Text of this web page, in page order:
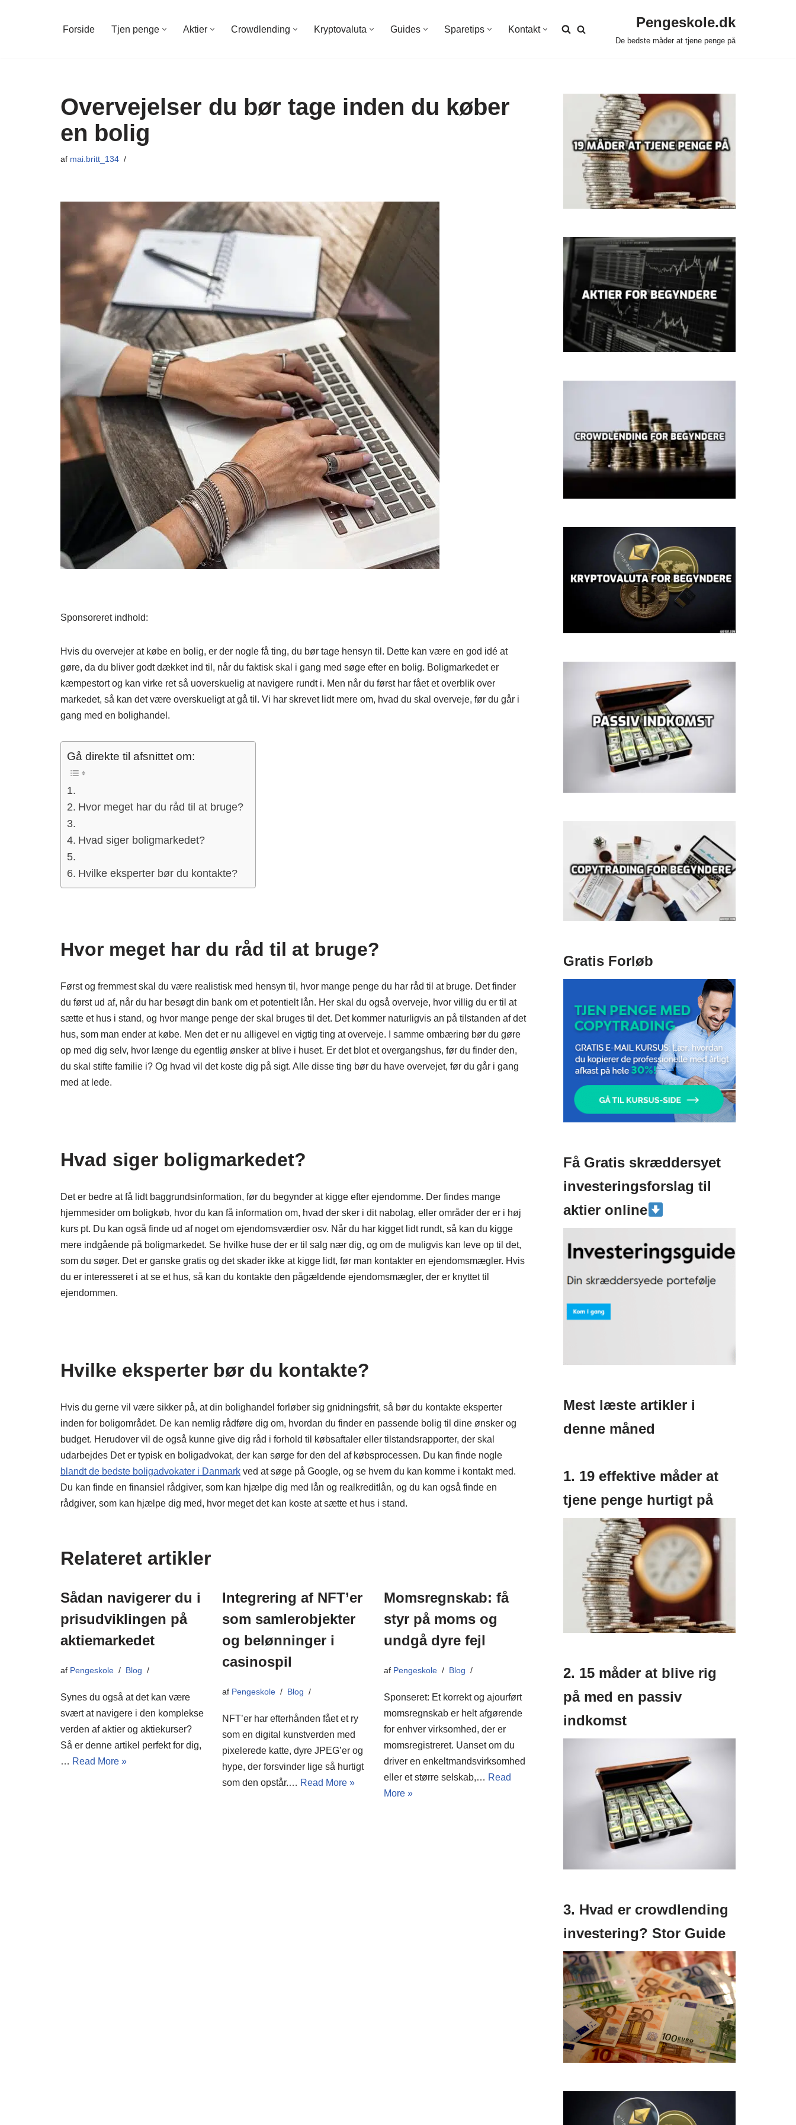
Forside Tjen penge Aktier Crowdlending Kryptovaluta Guides Sparetips Kontakt Pengeskole.dk
De bedste måder at tjene penge på
Overvejelser du bør tage inden du køber
en bolig
af mai.britt_134
Sponsoreret indhold:
Hvis du overvejer at købe en bolig, er der nogle få ting, du bør tage hensyn til. Dette kan være en god idé at
gøre, da du bliver godt dækket ind til, når du faktisk skal i gang med søge efter en bolig. Boligmarkedet er
kæmpestort og kan virke ret så uoverskuelig at navigere rundt i. Men når du først har fået et overblik over
markedet, så kan det være overskueligt at gå til. Vi har skrevet lidt mere om, hvad du skal overveje, før du går i
gang med en bolighandel.
Gå direkte til afsnittet om:
Hvor meget har du råd til at bruge?
Hvad siger boligmarkedet?
Hvilke eksperter bør du kontakte?
Hvor meget har du råd til at bruge?
Først og fremmest skal du være realistisk med hensyn til, hvor mange penge du har råd til at bruge. Det finder
du først ud af, når du har besøgt din bank om et potentielt lån. Her skal du også overveje, hvor villig du er til at
sætte et hus i stand, og hvor mange penge der skal bruges til det. Det kommer naturligvis an på tilstanden af det
hus, som man ender at købe. Men det er nu alligevel en vigtig ting at overveje. I samme ombæring bør du gøre
op med dig selv, hvor længe du egentlig ønsker at blive i huset. Er det blot et overgangshus, før du finder den,
du skal stifte familie i? Og hvad vil det koste dig på sigt. Alle disse ting bør du have overvejet, før du går i gang
med at lede.
Hvad siger boligmarkedet?
Det er bedre at få lidt baggrundsinformation, før du begynder at kigge efter ejendomme. Der findes mange
hjemmesider om boligkøb, hvor du kan få information om, hvad der sker i dit nabolag, eller områder der er i høj
kurs pt. Du kan også finde ud af noget om ejendomsværdier osv. Når du har kigget lidt rundt, så kan du kigge
mere indgående på boligmarkedet. Se hvilke huse der er til salg nær dig, og om de muligvis kan leve op til det,
som du søger. Det er ganske gratis og det skader ikke at kigge lidt, før man kontakter en ejendomsmægler. Hvis
du er interesseret i at se et hus, så kan du kontakte den pågældende ejendomsmægler, der er knyttet til
ejendommen.
Hvilke eksperter bør du kontakte?
Hvis du gerne vil være sikker på, at din bolighandel forløber sig gnidningsfrit, så bør du kontakte eksperter
inden for boligområdet. De kan nemlig rådføre dig om, hvordan du finder en passende bolig til dine ønsker og
budget. Herudover vil de også kunne give dig råd i forhold til købsaftaler eller tilstandsrapporter, der skal
udarbejdes Det er typisk en boligadvokat, der kan sørge for den del af købsprocessen. Du kan finde nogle
blandt de bedste boligadvokater i Danmark ved at søge på Google, og se hvem du kan komme i kontakt med.
Du kan finde en finansiel rådgiver, som kan hjælpe dig med lån og realkreditlån, og du kan også finde en
rådgiver, som kan hjælpe dig med, hvor meget det kan koste at sætte et hus i stand.
Relateret artikler
Sådan navigerer du i
prisudviklingen på
aktiemarkedet
af Pengeskole Blog
Synes du også at det kan være
svært at navigere i den komplekse
verden af aktier og aktiekurser?
Så er denne artikel perfekt for dig,
… Read More »
Integrering af NFT’er
som samlerobjekter
og belønninger i
casinospil
af Pengeskole Blog
NFT’er har efterhånden fået et ry
som en digital kunstverden med
pixelerede katte, dyre JPEG’er og
hype, der forsvinder lige så hurtigt
som den opstår.… Read More »
Momsregnskab: få
styr på moms og
undgå dyre fejl
af Pengeskole Blog
Sponseret: Et korrekt og ajourført
momsregnskab er helt afgørende
for enhver virksomhed, der er
momsregistreret. Uanset om du
driver en enkeltmandsvirksomhed
eller et større selskab,… Read
More »
Gratis Forløb
Få Gratis skræddersyet
investeringsforslag til
aktier online
Mest læste artikler i
denne måned
1. 19 effektive måder at
tjene penge hurtigt på
2. 15 måder at blive rig
på med en passiv
indkomst
3. Hvad er crowdlending
investering? Stor Guide